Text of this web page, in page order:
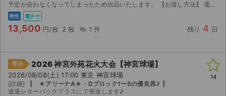
予定が合わなくなってしまったため出品いたします。 【お渡し方法】 電子チケット（チケットぴあ／イープラス）にて分配いたします。 分配可能になり次第、取引連絡にてURLをお送りします。 ...
男性 電チケ
13,500 円/枚 2 枚 1 件 残り 4 日
即決 2026 神宮外苑花火大会【神宮球場】
2026/08/08(土) 17:00 東京 神宮球場
[詳細]
【 ★アリーナA★・Dブロック1〜5の優良席♪ 】
速達レターパックプラスにて発送します♪
14